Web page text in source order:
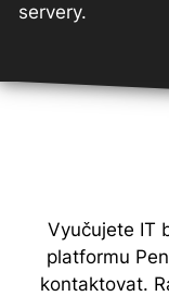
servery.
Vyučujete IT
platformu
kontaktovat.